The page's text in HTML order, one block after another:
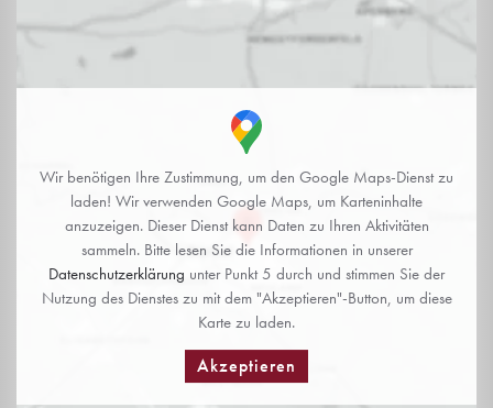
Wir benötigen Ihre Zustimmung, um den Google Maps-Dienst zu
laden! Wir verwenden Google Maps, um Karteninhalte
anzuzeigen. Dieser Dienst kann Daten zu Ihren Aktivitäten
sammeln. Bitte lesen Sie die Informationen in unserer
Datenschutzerklärung unter Punkt 5 durch und stimmen Sie der
Nutzung des Dienstes zu mit dem "Akzeptieren"-Button, um diese
Karte zu laden.
Akzeptieren